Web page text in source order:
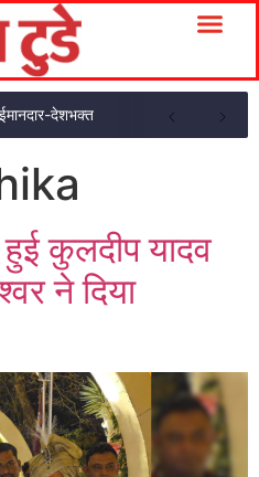
देशभक्त
कुलदीप यादव
ने दिया